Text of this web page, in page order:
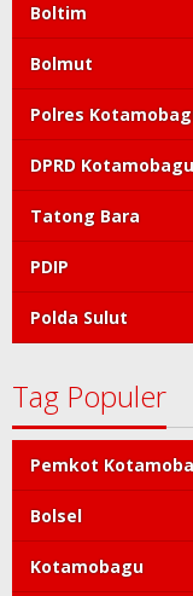
Boltim
Bolmut
Polres
DPRD Kotamobagu
Tatong Bara
PDIP
Polda Sulut
Tag Populer
Pemkot
Bolsel
Kotamobagu